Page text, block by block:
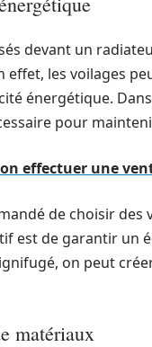
devant un
effet, les voilages
énergétique.
pour
effectuer une
de choisir
est de garantir
on peut
matériaux